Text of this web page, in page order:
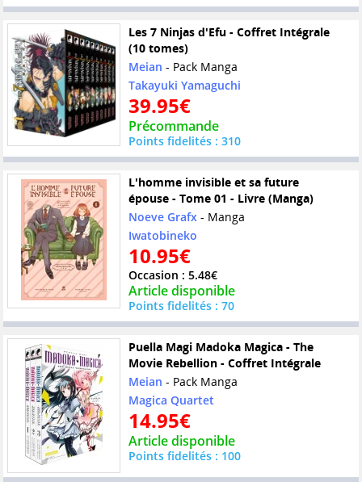
Les 7 Ninjas d'Efu - Coffret Intégrale
(10 tomes)
Meian - Pack Manga
Takayuki Yamaguchi
39.95€
Précommande
Points fidelités : 310
L'homme invisible et sa future
épouse - Tome 01 - Livre (Manga)
Noeve Grafx- Manga
Iwatobineko
10.95€
Occasion : 5.48€
Article disponible
Points fidelités : 70
Puella Magi Madoka Magica - The
Movie Rebellion - Coffret Intégrale
Meian - Pack Manga
Magica Quartet
14.95€
Article disponible
Points fidelités : 100